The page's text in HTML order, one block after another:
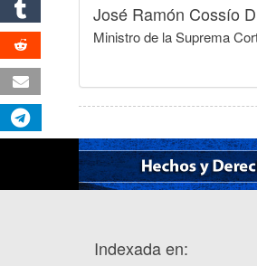
José Ramón Cossío
Ministro de la Suprema
Indexada en: